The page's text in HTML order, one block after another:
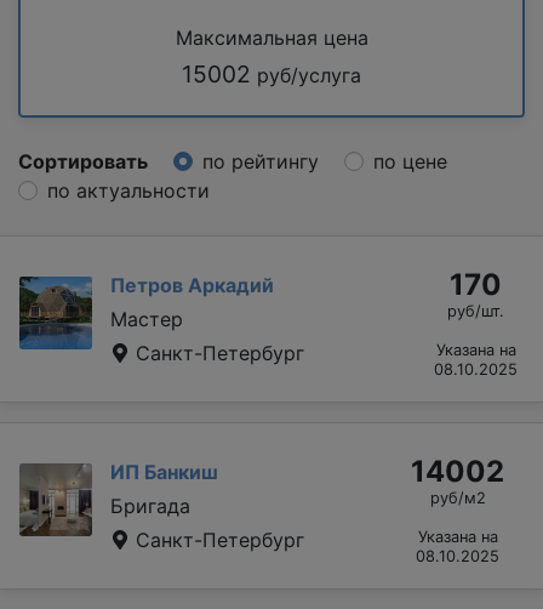
Максимальная цена
15002 руб/услуга
Сортировать по рейтингу
по цене
по актуальности
Петров Аркадий
Мастер
Санкт-Петербург
170
руб/шт.
Указана на
08.10.2025
ИП Банкиш
Бригада
Санкт-Петербург
14002
руб/м2
Указана на
08.10.2025